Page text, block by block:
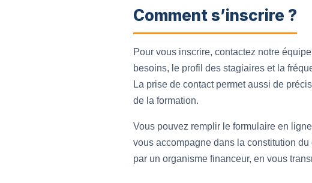
Comment s’inscrire ?
Pour vous inscrire, contactez notre
besoins, le profil des stagiaires et la
La prise de contact permet aussi de
de la formation.
Vous pouvez remplir le formulaire en
vous accompagne dans la constitution
par un organisme financeur, en vous